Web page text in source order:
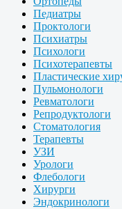
Педиатры
Проктологи
Психиатры
Психологи
Психотерапевты
Пластические
Пульмонологи
Ревматологи
Репродуктологи
Стоматология
Терапевты
УЗИ
Урологи
Флебологи
Хирурги
Эндокринологи